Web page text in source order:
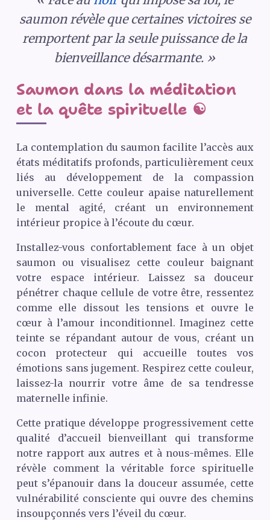
saumon révèle que certaines victoires se
remportent par la seule puissance de la
bienveillance désarmante. »
Saumon dans la méditation
et la quête spirituelle ☯️
La contemplation du saumon facilite l’accès aux
états méditatifs profonds, particulièrement ceux
liés au développement de la compassion
universelle. Cette couleur apaise naturellement
le mental agité, créant un environnement
intérieur propice à l’écoute du cœur.
Installez-vous confortablement face à un objet
saumon ou visualisez cette couleur baignant
votre espace intérieur. Laissez sa douceur
pénétrer chaque cellule de votre être, ressentez
comme elle dissout les tensions et ouvre le
cœur à l’amour inconditionnel. Imaginez cette
teinte se répandant autour de vous, créant un
cocon protecteur qui accueille toutes vos
émotions sans jugement. Respirez cette couleur,
laissez-la nourrir votre âme de sa tendresse
maternelle infinie.
Cette pratique développe progressivement cette
qualité d’accueil bienveillant qui transforme
notre rapport aux autres et à nous-mêmes. Elle
révèle comment la véritable force spirituelle
peut s’épanouir dans la douceur assumée, cette
vulnérabilité consciente qui ouvre des chemins
insoupçonnés vers l’éveil du cœur.